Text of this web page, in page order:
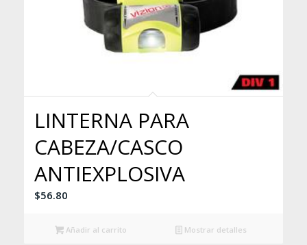
LINTERNA PARA
CABEZA/CASCO
ANTIEXPLOSIVA
$56.80
Añadir al carrito Mostrar detalles